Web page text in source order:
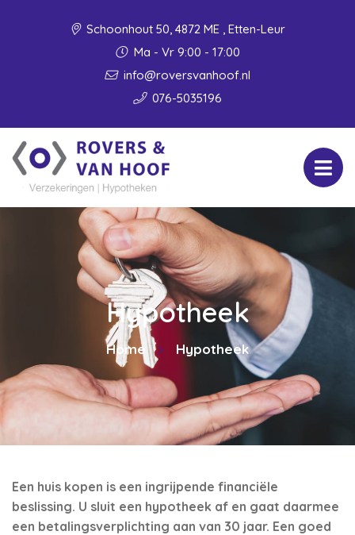
Schoonhout 50, 4872 ME , Etten-Leur
Ma - Vr 9:00 - 17:00
info@roversvanhoof.nl
076-5035196
Hypotheek
Home Hypotheek
Een huis kopen is een ingrijpende financiële
beslissing. U sluit een hypotheek af en gaat daarmee
een betalingsverplichting aan van 30 jaar. Een goed